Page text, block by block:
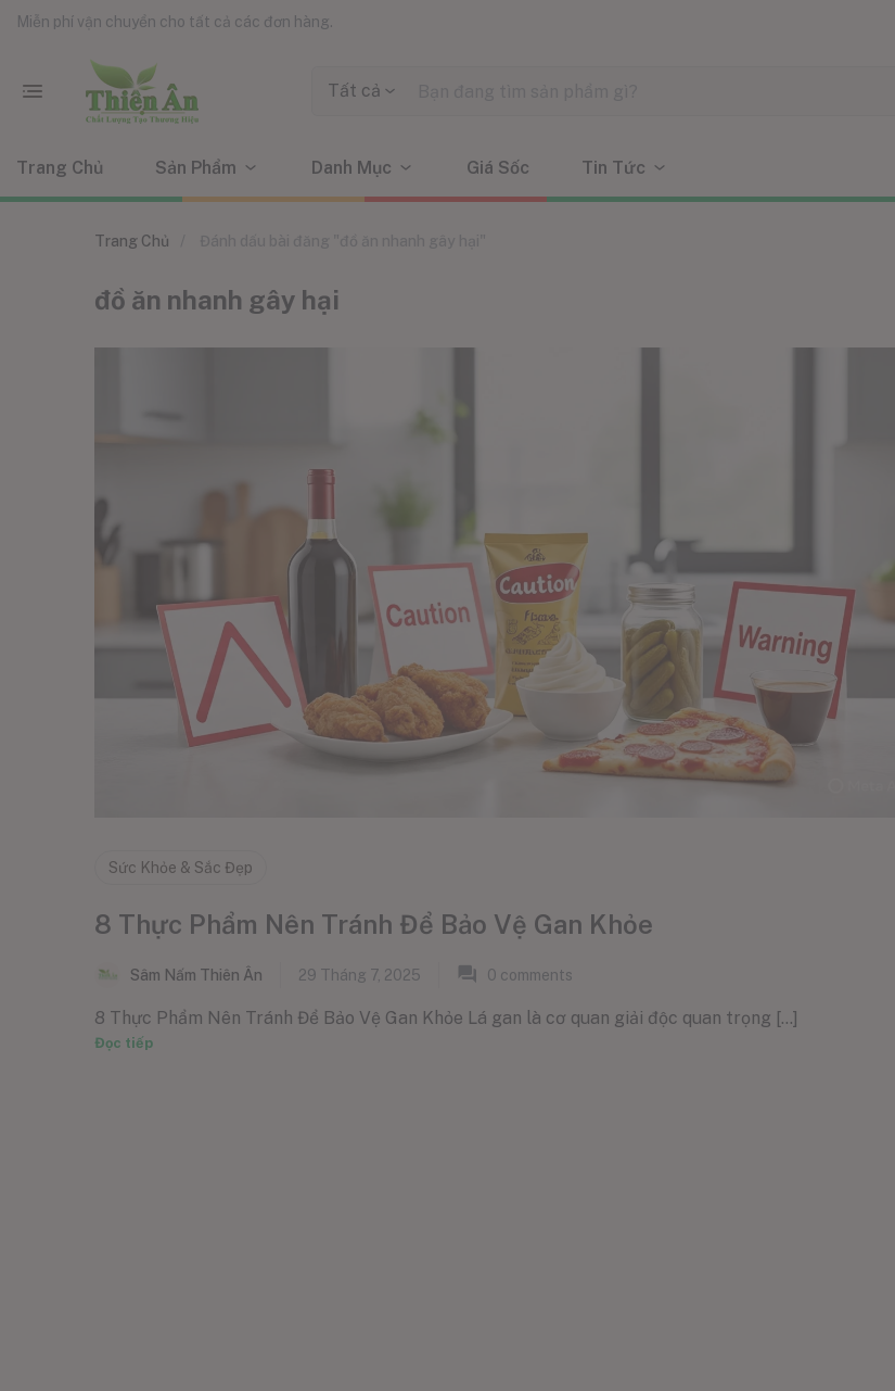
Miễn phí vận chuyển cho tất cả các đơn hàng.
Tất cả
Trang Chủ Sản Phẩm Danh Mục Giá Sốc Tin Tức
Trang Chủ
đồ ăn nhanh gây hại
Sức Khỏe & Sắc Đẹp
8 Thực Phẩm Nên Tránh Để Bảo Vệ Gan Khỏe
Sâm Nấm Thiên Ân 29 Tháng 7, 2025 0 comments
8 Thực Phẩm Nên Tránh Để Bảo Vệ Gan Khỏe Lá gan là cơ quan giải độc quan trọng [...]
Đọc tiếp